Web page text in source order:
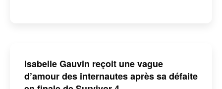
Isabelle Gauvin reçoit une vague
d’amour des internautes après sa défaite